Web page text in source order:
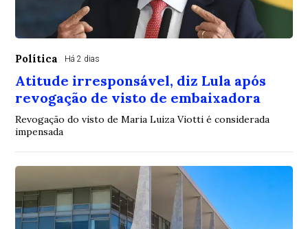
Política Há 2 dias
Atitude irresponsável, diz Lula após
revogação de visto de embaixadora
Revogação do visto de Maria Luiza Viotti é considerada
impensada